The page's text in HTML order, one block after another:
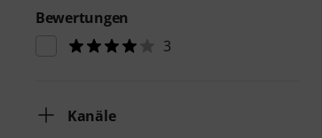
Bewertungen
3
Kanäle